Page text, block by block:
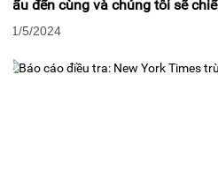
đấu đến cùng và chúng tôi sẽ
31/5/2024